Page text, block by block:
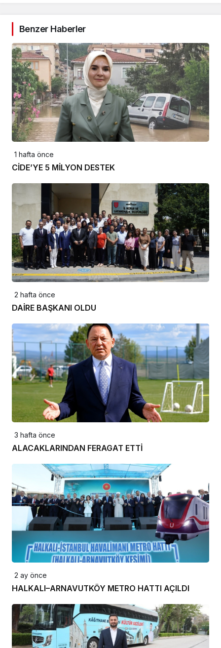
Benzer Haberler
1 hafta önce
CİDE’YE 5 MİLYON DESTEK
2 hafta önce
DAİRE BAŞKANI OLDU
3 hafta önce
ALACAKLARINDAN FERAGAT ETTİ
2 ay önce
HALKALI–ARNAVUTKÖY METRO HATTI AÇILDI